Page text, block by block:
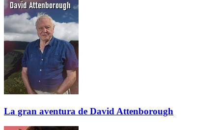
La gran aventura de David Attenborough